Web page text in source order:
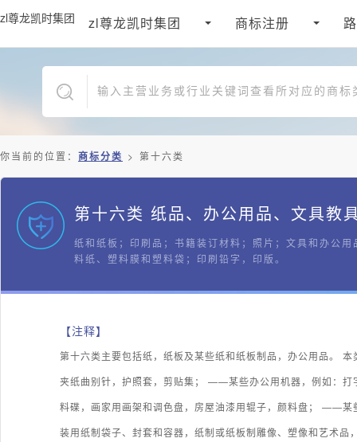
zl尊龙凯时集团 zl尊龙凯时集团 商标注册
你当前的位置： 商标分类 > 第十六类
第十六类 纸品、办公用品、文具教
纸和纸板；印刷品；书籍装订材料；照片；文具和办公
料纸、塑料膜和塑料袋；印刷铅字，印版。
【注释】
第十六类主要包括纸，纸板及某些纸和纸板制品，办公用品。
夹纸曲别针，护照套，剪贴集； ——某些办公用机器，例如：
料碟，画家用画架和调色盘，房屋油漆用辊子，颜料盘； ——
装用纸制袋子、封套和容器，纸制或纸板制雕像、塑像和艺术